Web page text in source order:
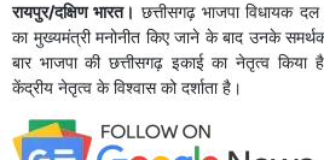
रायपुर/दक्षिण भारत। छत्तीसगढ़ भाजपा विधायक
का मुख्यमंत्री मनोनीत किए जाने के बाद उनके
बार भाजपा की छत्तीसगढ़ इकाई का नेतृत्व
केंद्रीय नेतृत्व के विश्वास को दर्शाता है।